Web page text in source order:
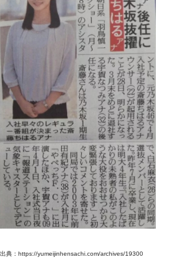
出典：https://yumeijinhensachi.com/archives/19300